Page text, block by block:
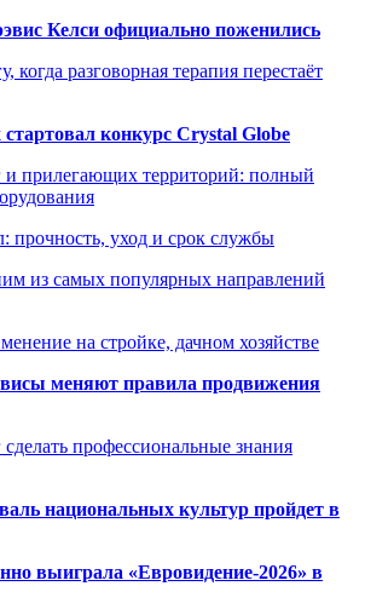
Келси официально поженились
когда разговорная терапия перестаёт
конкурс Crystal Globe
и прилегающих территорий: полный
прочность, уход и срок службы
из самых популярных направлений
на стройке, дачном хозяйстве
меняют правила продвижения
профессиональные знания
национальных культур пройдет в
выиграла «Евровидение-2026» в